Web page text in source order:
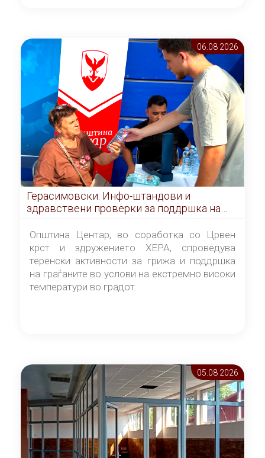
06.08 2026
Герасимовски: Инфо-штандови и
здравствени проверки за поддршка на
граѓаните во услови на топлотен бран
Општина Центар, во соработка со Црвен
крст и здружението ХЕРА, спроведува
теренски активности за грижа и поддршка
на граѓаните во услови на екстремно високи
температури во градот.
05.08 2026